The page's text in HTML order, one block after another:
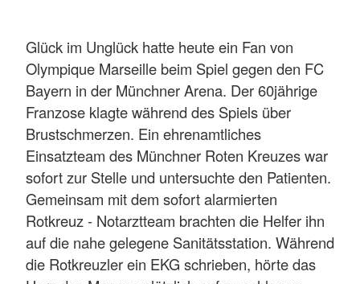
Glück im Unglück hatte heute ein Fan von
Olympique Marseille beim Spiel gegen den FC
Bayern in der Münchner Arena. Der 60jährige
Franzose klagte während des Spiels über
Brustschmerzen. Ein ehrenamtliches
Einsatzteam des Münchner Roten Kreuzes war
sofort zur Stelle und untersuchte den Patienten.
Gemeinsam mit dem sofort alarmierten
Rotkreuz - Notarztteam brachten die Helfer ihn
auf die nahe gelegene Sanitätsstation. Während
die Rotkreuzler ein EKG schrieben, hörte das